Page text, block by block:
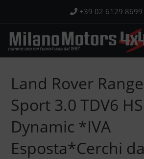
contenuto
+39 02 6129 8699
Land Rover
Sport 3.0 TDV6
Dynamic *IVA
Esposta*Cerchi